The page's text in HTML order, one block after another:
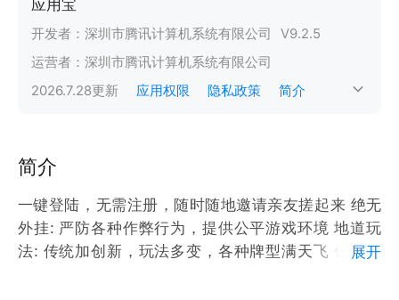
应用宝
开发者： 深圳市腾讯计算机系统有限公司 V9.2.5
运营者： 深圳市腾讯计算机系统有限公司
2026.7.28更新 应用权限 隐私政策 简介
简介
一键登陆，无需注册，随时随地邀请亲友搓起来 绝无
外挂: 严防各种作弊行为，提供公平游戏环境 地道玩
法: 传统加创新，玩法多变，各种牌型满天飞 优良品
展开